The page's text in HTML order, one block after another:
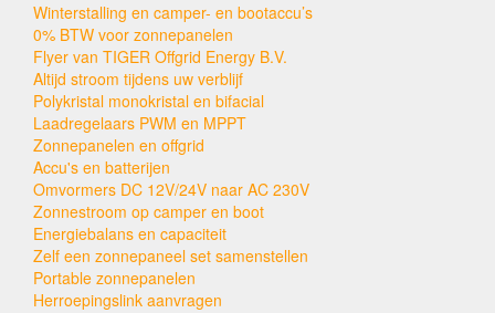
Winterstalling en camper- en bootaccu’s
0% BTW voor zonnepanelen
Flyer van TIGER Offgrid Energy B.V.
Altijd stroom tijdens uw verblijf
Polykristal monokristal en bifacial
Laadregelaars PWM en MPPT
Zonnepanelen en offgrid
Accu's en batterijen
Omvormers DC 12V/24V naar AC 230V
Zonnestroom op camper en boot
Energiebalans en capaciteit
Zelf een zonnepaneel set samenstellen
Portable zonnepanelen
Herroepingslink aanvragen